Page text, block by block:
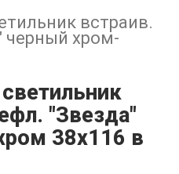
встраив.
черный хром-
"Звезда"
38x116 в